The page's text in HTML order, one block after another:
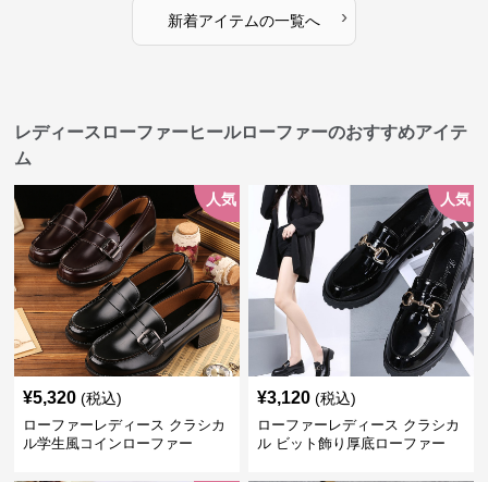
新着アイテムの一覧へ ›
レディースローファーヒールローファーのおすすめアイテ
ム
人気
¥5,320 (税込)
ローファーレディース クラシカ
ル学生風コインローファー
人気
¥3,120 (税込)
ローファーレディース クラシカ
ル ビット飾り厚底ローファー